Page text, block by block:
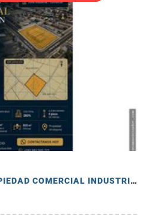
VENDO EN CALDERON PROPIEDAD COMERCIAL INDUSTRIAL CERCA PANAMERICANA